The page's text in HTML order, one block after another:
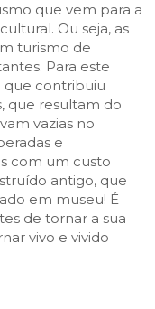
que vem para a
Ou seja, as
turismo de
Para este
que contribuiu
que resultam do
vazias no
e
com um custo
antigo, que
em museu! É
de tornar a sua
vivo e vivido